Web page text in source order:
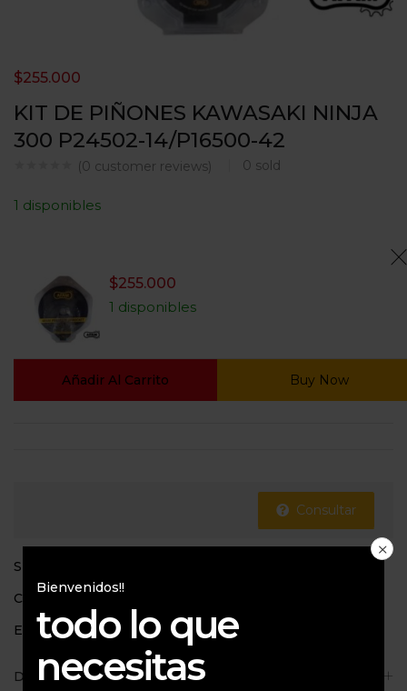
KIT DE PIÑONES KAWASAKI NINJA
300 P24502-14/P16500-42
(0 customer reviews) 0 sold
$255.000
1 disponibles
$255.000
1 disponibles
Añadir Al Carrito Buy Now
Consultar
SKU:
Categoría:
Etiquetas: AFAM NINJA300
Descripción
Bienvenidos!!
todo lo que
necesitas